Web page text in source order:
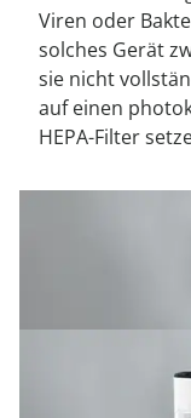
Viren oder
solches Gerät
sie nicht
auf einen
HEPA-Filter